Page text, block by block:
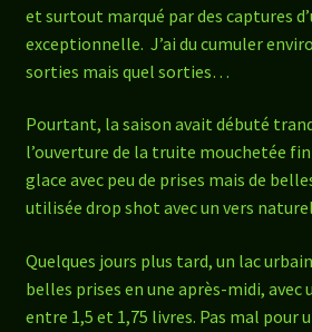
et surtout marqué par des captures
exceptionnelle. J’ai du cumuler
sorties mais quel sorties…
Pourtant, la saison avait débuté
l’ouverture de la truite mouchetée
glace avec peu de prises mais de
utilisée drop shot avec un vers
Quelques jours plus tard, un lac
belles prises en une après-midi, avec
entre 1,5 et 1,75 livres. Pas mal pour